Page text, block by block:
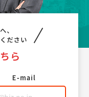
、
ださい
ら
E-mail